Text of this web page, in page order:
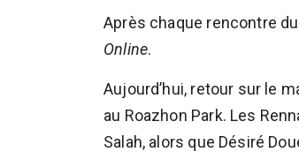
Après chaque rencontre
Online.
Aujourd’hui, retour sur le
au Roazhon Park. Les
Salah, alors que Désiré